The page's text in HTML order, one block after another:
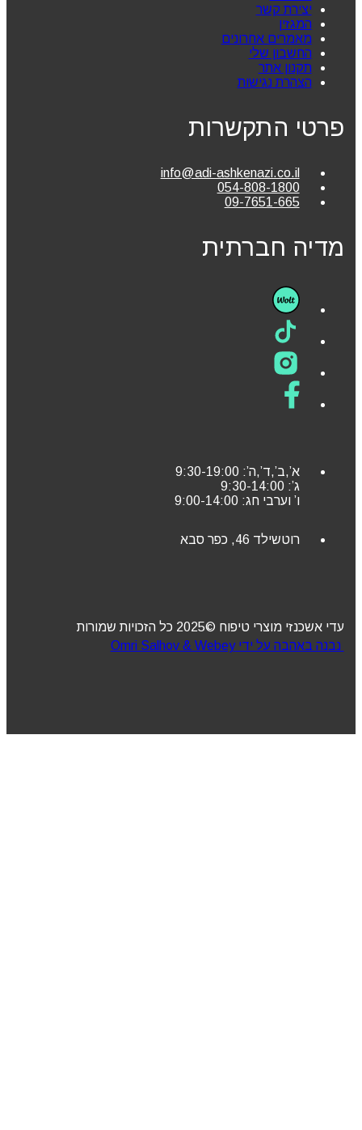
יצירת קשר
המגזין
מאמרים אחרונים
החשבון שלי
תקנון אתר
הצהרת נגישות
פרטי התקשרות
info@adi-ashkenazi.co.il
054-808-1800
09-7651-665
מדיה חברתית
א’,ב’,ד’,ה’: 9:30-19:00
ג’: 9:30-14:00
ו’ וערבי חג: 9:00-14:00
רוטשילד 46, כפר סבא
עדי אשכנזי מוצרי טיפוח ©2025 כל הזכויות שמורות
נבנה באהבה על ידי Omri Salhov & Webey